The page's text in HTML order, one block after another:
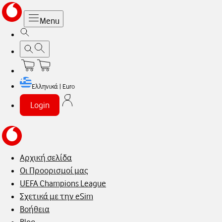
Menu
Ελληνικά | Euro
Login
Αρχική σελίδα
Οι Προορισμοί μας
UEFA Champions League
Σχετικά με την eSim
Βοήθεια